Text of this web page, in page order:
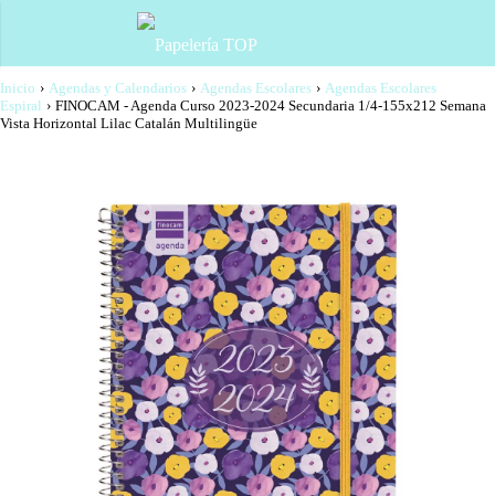
Inicio › Agendas y Calendarios › Agendas Escolares › Agendas Escolares
Espiral › FINOCAM - Agenda Curso 2023-2024 Secundaria 1/4-155x212 Semana
Vista Horizontal Lilac Catalán Multilingüe